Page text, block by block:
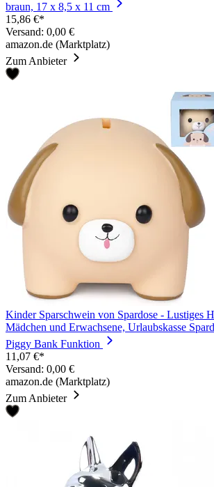
braun, 17 x 8,5 x 11 cm
15,86 €*
Versand: 0,00 €
amazon.de (Marktplatz)
Zum Anbieter
Kinder Sparschwein von Spardose - Lustiges
Mädchen und Erwachsene, Urlaubskasse
Piggy Bank Funktion
11,07 €*
Versand: 0,00 €
amazon.de (Marktplatz)
Zum Anbieter